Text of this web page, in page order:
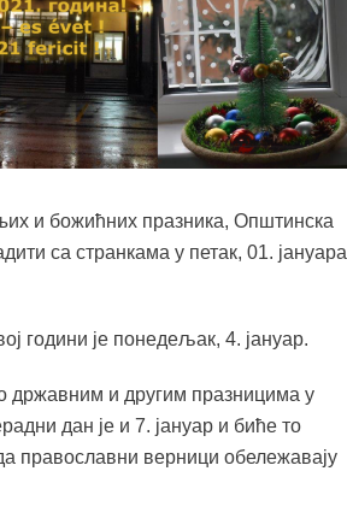
и божићних празника, Општинска
са странкама у петак, 01. јануара
години је понедељак, 4. јануар.
државним и другим празницима у
дан је и 7. јануар и биће то
православни верници обележавају